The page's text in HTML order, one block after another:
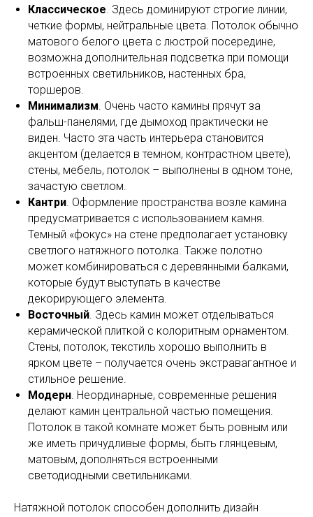
Классическое. Здесь доминируют строгие линии,
четкие формы, нейтральные цвета. Потолок обычно
матового белого цвета с люстрой посередине,
возможна дополнительная подсветка при помощи
встроенных светильников, настенных бра,
торшеров.
Минимализм. Очень часто камины прячут за
фальш-панелями, где дымоход практически не
виден. Часто эта часть интерьера становится
акцентом (делается в темном, контрастном цвете),
стены, мебель, потолок – выполнены в одном тоне,
зачастую светлом.
Кантри. Оформление пространства возле камина
предусматривается с использованием камня.
Темный «фокус» на стене предполагает установку
светлого натяжного потолка. Также полотно
может комбинироваться с деревянными балками,
которые будут выступать в качестве
декорирующего элемента.
Восточный. Здесь камин может отделываться
керамической плиткой с колоритным орнаментом.
Стены, потолок, текстиль хорошо выполнить в
ярком цвете – получается очень экстравагантное и
стильное решение.
Модерн. Неординарные, современные решения
делают камин центральной частью помещения.
Потолок в такой комнате может быть ровным или
же иметь причудливые формы, быть глянцевым,
матовым, дополняться встроенными
светодиодными светильниками.
Натяжной потолок способен дополнить дизайн